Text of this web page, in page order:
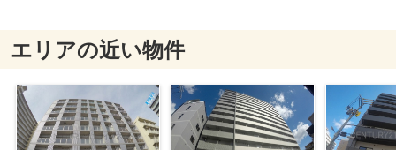
エリアの近い物件